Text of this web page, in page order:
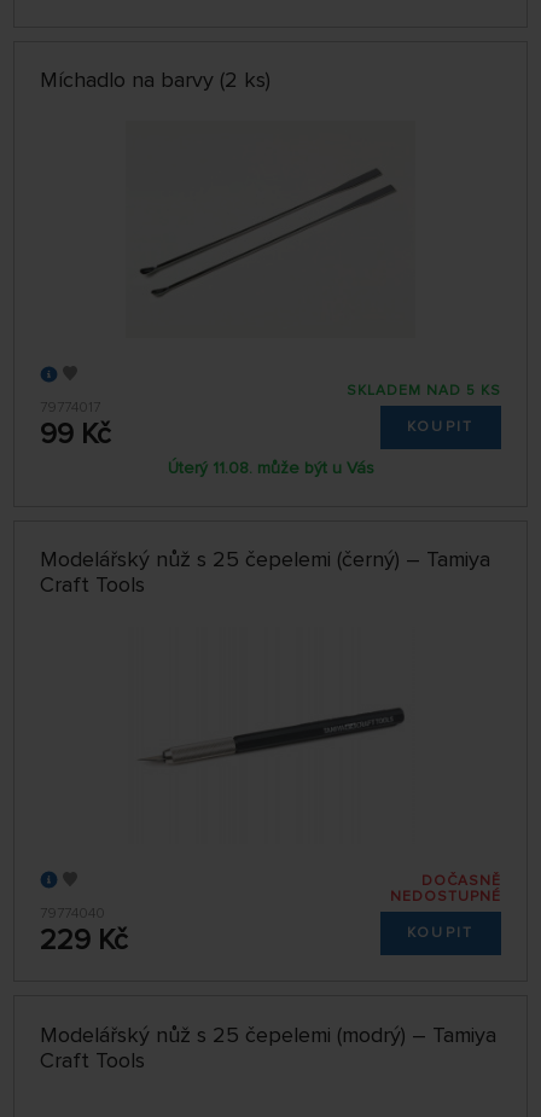
Míchadlo na barvy (2 ks)
79774017
99 Kč
SKLADEM NAD 5 KS
KOUPIT
Úterý 11.08. může být u Vás
Modelářský nůž s 25 čepelemi (černý) – Tamiya
Craft Tools
79774040
229 Kč
DOČASNĚ
NEDOSTUPNÉ
KOUPIT
Modelářský nůž s 25 čepelemi (modrý) – Tamiya
Craft Tools